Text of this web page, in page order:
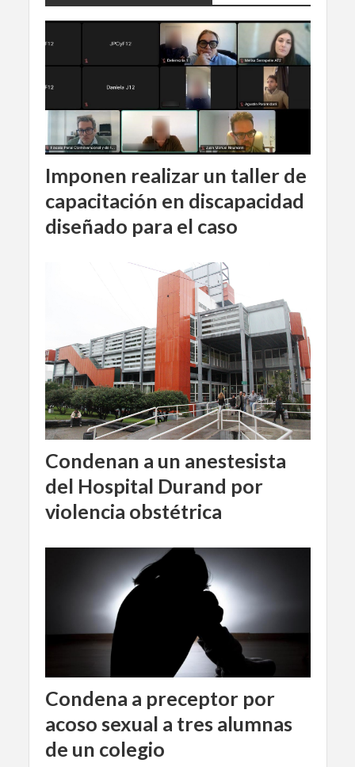
Imponen realizar un taller de
capacitación en discapacidad
diseñado para el caso
Condenan a un anestesista
del Hospital Durand por
violencia obstétrica
Condena a preceptor por
acoso sexual a tres alumnas
de un colegio